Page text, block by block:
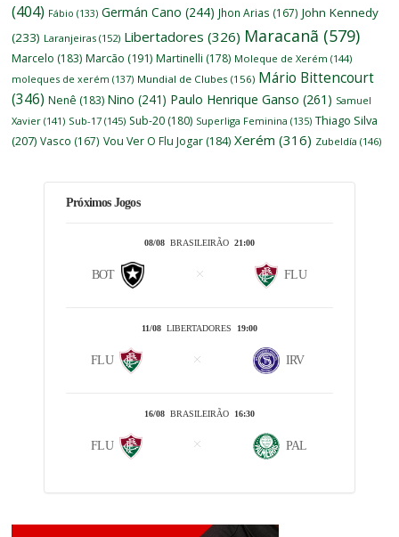
(404) Fábio (133) Germán Cano (244) Jhon Arias (167) John Kennedy
(233) Laranjeiras (152) Libertadores (326) Maracanã (579)
Marcelo (183) Marcão (191) Martinelli (178) Moleque de Xerém (144)
moleques de xerém (137) Mundial de Clubes (156) Mário Bittencourt
(346) Nenê (183) Nino (241) Paulo Henrique Ganso (261) Samuel
Xavier (141) Sub-17 (145) Sub-20 (180) Superliga Feminina (135) Thiago Silva
(207) Vasco (167) Vou Ver O Flu Jogar (184) Xerém (316) Zubeldía (146)
Próximos Jogos
08/08BRASILEIRÃO 21:00
BOT FLU
11/08LIBERTADORES 19:00
FLU IRV
16/08BRASILEIRÃO 16:30
FLU PAL